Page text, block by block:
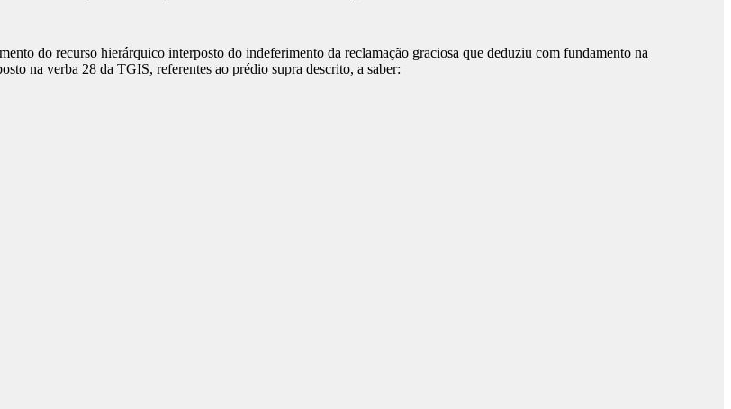
do recurso hierárquico interposto do indeferimento da reclamação graciosa que deduziu com fundamento na
na verba 28 da TGIS, referentes ao prédio supra descrito, a saber: